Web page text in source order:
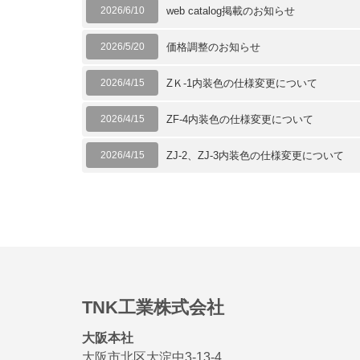
2026/6/10 web catalog掲載のお知らせ
2026/5/20 価格調整のお知らせ
2026/4/15 ZＫ-1内装色の仕様変更について
2026/4/15 ZF-4内装色の仕様変更について
2026/4/15 ZJ-2、ZJ-3内装色の仕様変更について
TNK工業株式会社
大阪本社
大阪市北区大淀中3-13-4